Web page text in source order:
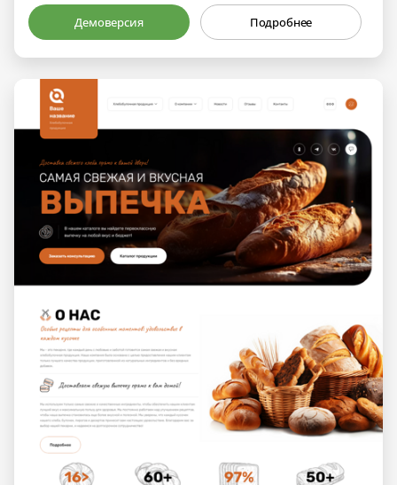
Демоверсия Подробнее